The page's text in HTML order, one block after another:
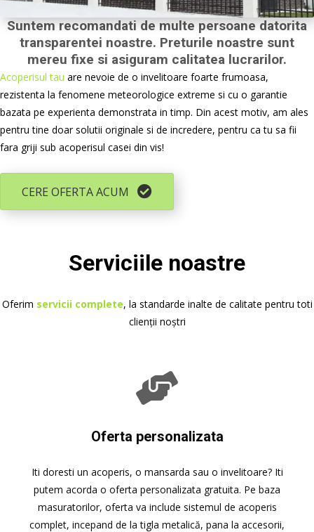
Suntem recomandati de multe persoane datorita
transparentei noastre. Preturile noastre sunt
mereu fixe si asiguram calitatea lucrarilor.
Acoperisul tau are nevoie de o invelitoare foarte frumoasa,
rezistenta la fenomene meteorologice extreme si cu o garantie
bazata pe experienta demonstrata in timp. Din acest motiv, am ales
pentru tine doar solutii originale si de incredere, pentru ca tu sa fii
fara griji sub acoperisul casei din vis!
CERE OFERTA ACUM
Serviciile noastre
Oferim servicii complete, la standarde inalte de calitate pentru toti
clienții noștri
Oferta personalizata
Iti doresti un acoperis, o mansarda sau o invelitoare? Iti
putem acorda o oferta personalizata gratuita. Pe baza
masuratorilor, oferta va include sistemul de acoperis
complet, incepand de la tigla metalică, pana la accesorii,